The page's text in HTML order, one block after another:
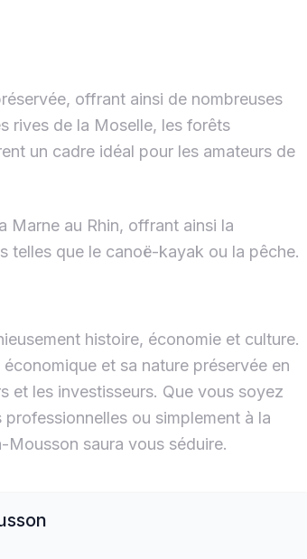
offrant ainsi de nombreuses
rives de la Moselle, les forêts
un cadre idéal pour les amateurs de
Marne au Rhin, offrant ainsi la
telles que le canoë-kayak ou la pêche.
histoire, économie et culture.
et sa nature préservée en
et les investisseurs. Que vous soyez
ou simplement à la
saura vous séduire.